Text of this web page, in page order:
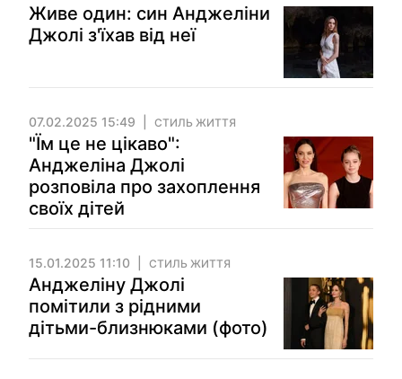
Живе один: син Анджеліни
Джолі з'їхав від неї
07.02.2025 15:49 СТИЛЬ ЖИТТЯ
"Їм це не цікаво":
Анджеліна Джолі
розповіла про захоплення
своїх дітей
15.01.2025 11:10 СТИЛЬ ЖИТТЯ
Анджеліну Джолі
помітили з рідними
дітьми-близнюками (фото)